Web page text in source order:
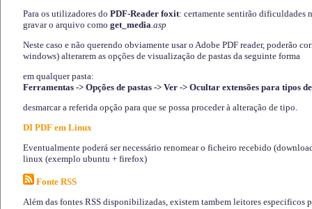
Para os utilizadores do PDF-Reader foxit: certamente sentirão dificuldades
gravar o arquivo como get_media.asp
Neste caso e não querendo obviamente usar o Adobe PDF reader, poderão
windows) alterarem as opções de visualização de pastas da seguinte forma
em qualquer pasta:
Ferramentas -> Opções de pastas -> Ver -> Ocultar extensões para tipos
desmarcar a referida opção para que se possa proceder à alteração de tipo.
DI PDF em Linux
Eventualmente poderá ser necessário renomear o ficheiro recebido
linux (exemplo ubuntu + firefox)
Fonte RSS
Além das fontes RSS disponibilizadas, existem tambem leitores especificos